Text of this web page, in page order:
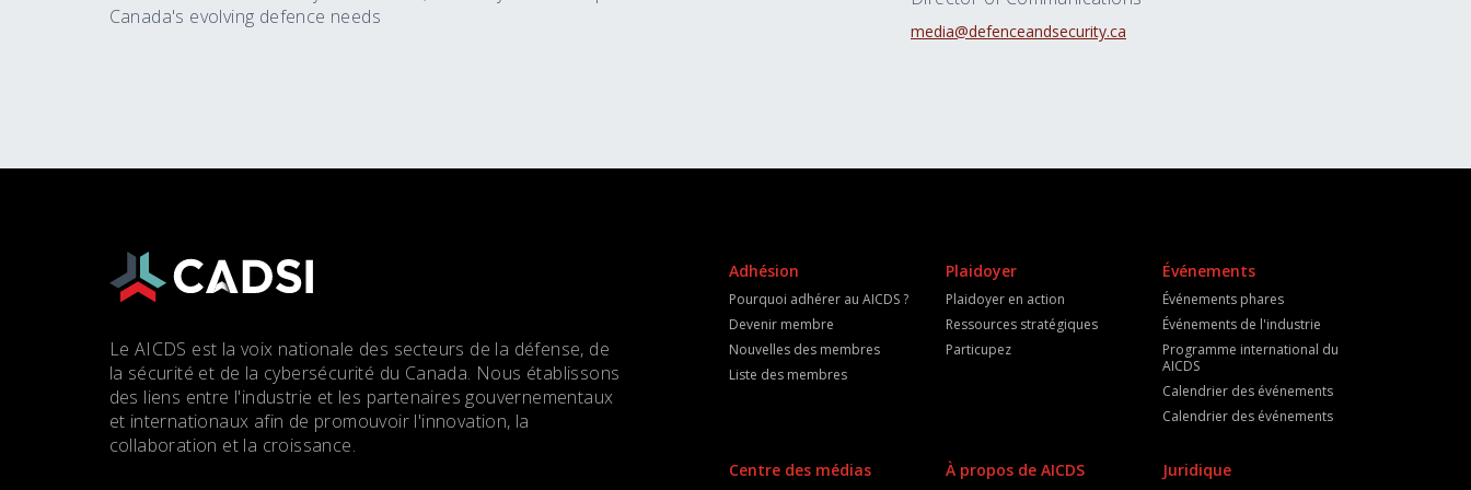
Canada's evolving defence needs
media@defenceandsecurity.ca
Le AICDS est la voix nationale des secteurs de la défense, de
la sécurité et de la cybersécurité du Canada. Nous établissons
des liens entre l'industrie et les partenaires gouvernementaux
et internationaux afin de promouvoir l'innovation, la
collaboration et la croissance.
Adhésion
Pourquoi adhérer au AICDS ?
Devenir membre
Nouvelles des membres
Liste des membres
Plaidoyer
Plaidoyer en action
Ressources stratégiques
Particupez
Événements
Événements phares
Événements de l'industrie
Programme international du
AICDS
Calendrier des événements
Calendrier des événements
Centre des médias À propos de AICDS Juridique